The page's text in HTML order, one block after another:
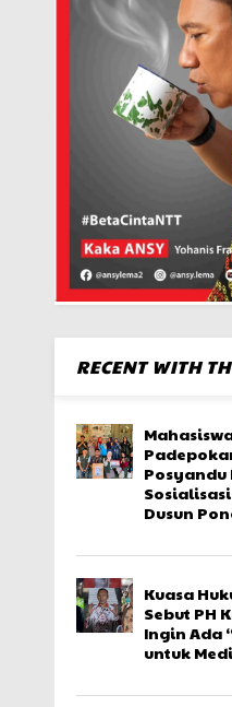
RECENT WITH
Posyandu
Sosialisasi
Dusun
Kuasa
Sebut PH
Ingin Ada
untuk